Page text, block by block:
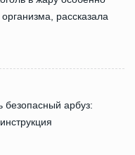
рассказала
безопасный арбуз: